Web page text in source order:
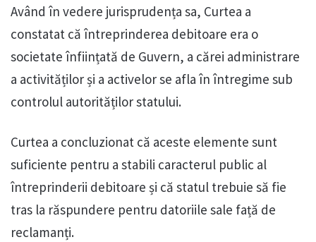
Având în vedere jurisprudența sa, Curtea a
constatat că întreprinderea debitoare era o
societate înființată de Guvern, a cărei administrare
a activităților și a activelor se afla în întregime sub
controlul autorităților statului.
Curtea a concluzionat că aceste elemente sunt
suficiente pentru a stabili caracterul public al
întreprinderii debitoare și că statul trebuie să fie
tras la răspundere pentru datoriile sale față de
reclamanți.